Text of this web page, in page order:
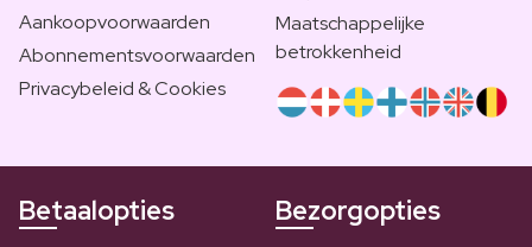
Aankoopvoorwaarden
Abonnementsvoorwaarden
Privacybeleid & Cookies
Maatschappelijke
betrokkenheid
Betaalopties Bezorgopties